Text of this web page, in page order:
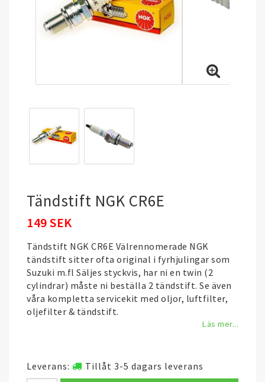
Tändstift NGK CR6E
149 SEK
Tändstift NGK CR6E Välrennomerade NGK
tändstift sitter ofta original i fyrhjulingar som
Suzuki m.fl Säljes styckvis, har ni en twin (2
cylindrar) måste ni beställa 2 tändstift. Se även
våra kompletta servicekit med oljor, luftfilter,
oljefilter & tändstift.
Läs mer...
Leverans: Tillåt 3-5 dagars leverans